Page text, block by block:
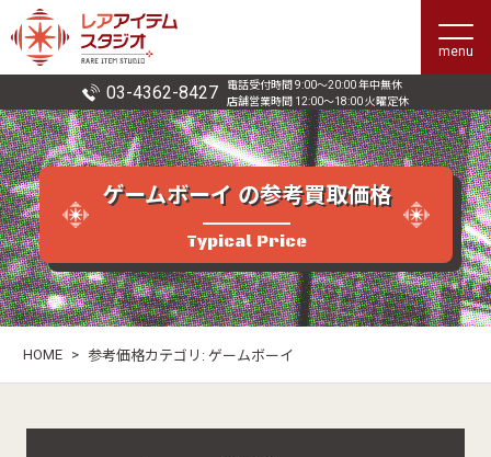
menu
03-4362-8427
電話受付時間 9:00〜20:00 年中無休
店舗営業時間 12:00〜18:00 火曜定休
ゲームボーイ の参考買取価格
Typical Price
HOME > 参考価格カテゴリ:ゲームボーイ